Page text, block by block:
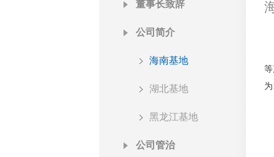
董事长致辞
公司简介
海南基地
湖北基地
黑龙江基地
公司管治